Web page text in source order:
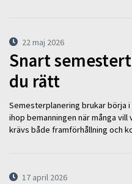
22 maj 2026
Snart
du rätt
Semesterplanering brukar börja
ihop bemanningen när många
krävs både framförhållning och
17 april 2026